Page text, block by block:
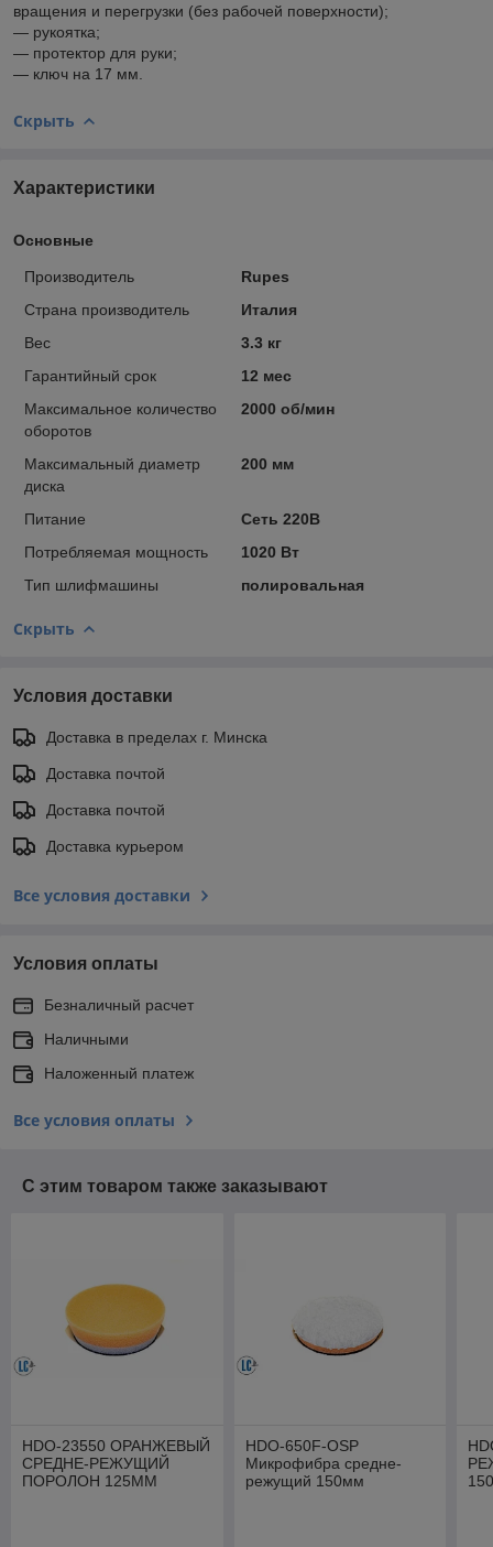
вращения и перегрузки (без рабочей поверхности);
― рукоятка;
― протектор для руки;
― ключ на 17 мм.
Скрыть
Характеристики
Основные
Производитель
Rupes
Страна производитель
Италия
Вес
3.3 кг
Гарантийный срок
12 мес
Максимальное количество
оборотов
2000 об/мин
Максимальный диаметр
диска
200 мм
Питание
Сеть 220В
Потребляемая мощность
1020 Вт
Тип шлифмашины
полировальная
Скрыть
Условия доставки
Доставка в пределах г. Минска
Доставка почтой
Доставка почтой
Доставка курьером
Все условия доставки
Условия оплаты
Безналичный расчет
Наличными
Наложенный платеж
Все условия оплаты
С этим товаром также заказывают
HDO-23550 ОРАНЖЕВЫЙ
СРЕДНЕ-РЕЖУЩИЙ
ПОРОЛОН 125ММ
HDO-650F-OSP
Микрофибра средне-
режущий 150мм